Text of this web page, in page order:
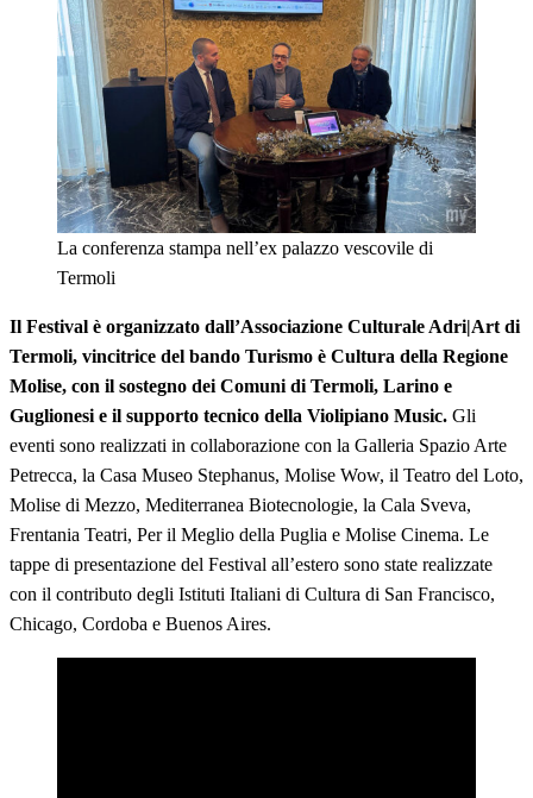
La conferenza stampa nell’ex palazzo vescovile di
Termoli
Il Festival è organizzato dall’Associazione Culturale Adri|Art di
Termoli, vincitrice del bando Turismo è Cultura della Regione
Molise, con il sostegno dei Comuni di Termoli, Larino e
Guglionesi e il supporto tecnico della Violipiano Music. Gli
eventi sono realizzati in collaborazione con la Galleria Spazio Arte
Petrecca, la Casa Museo Stephanus, Molise Wow, il Teatro del Loto,
Molise di Mezzo, Mediterranea Biotecnologie, la Cala Sveva,
Frentania Teatri, Per il Meglio della Puglia e Molise Cinema. Le
tappe di presentazione del Festival all’estero sono state realizzate
con il contributo degli Istituti Italiani di Cultura di San Francisco,
Chicago, Cordoba e Buenos Aires.